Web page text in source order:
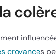
croyances